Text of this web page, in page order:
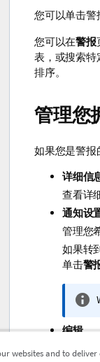
您可以单击警
您可以在警报
表，或搜索特
排序。
管理您
如果您是警报
详细信
查看详
通知设
管理您
如果转
单击警
编辑
在应用
websites and to